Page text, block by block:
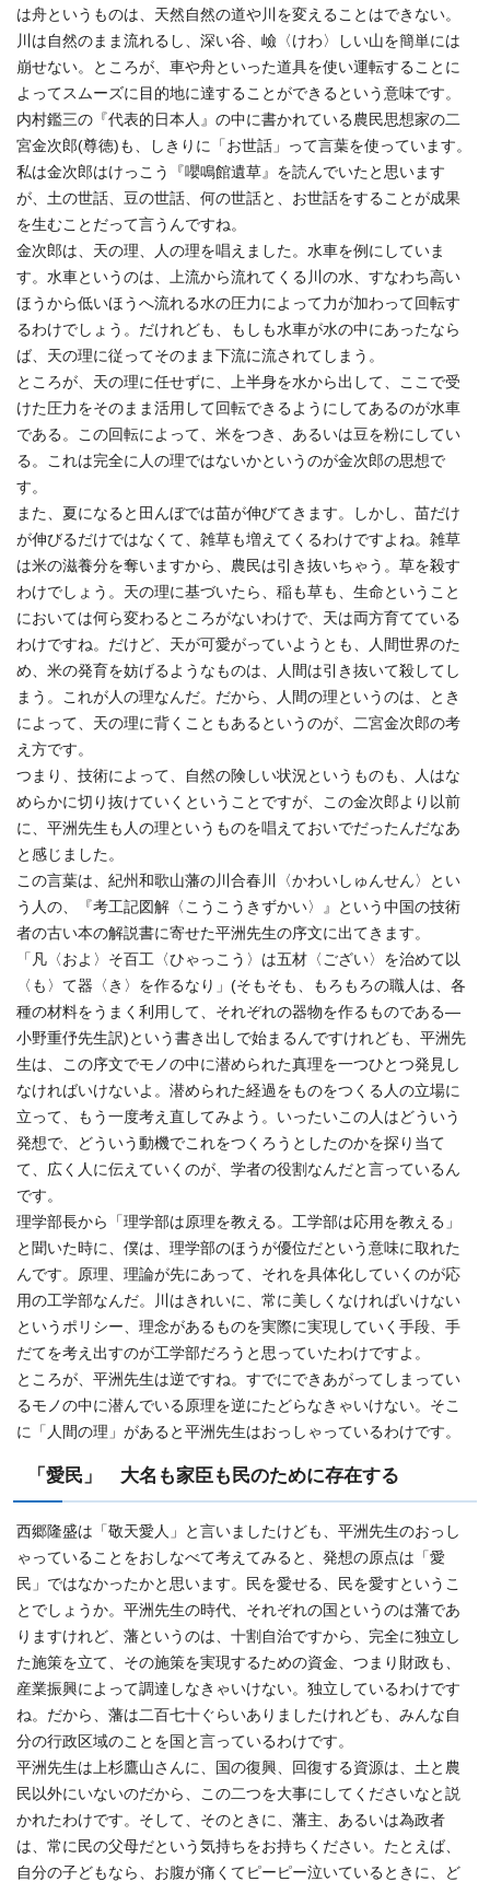
は舟というものは、天然自然の道や川を変えることはできない。
川は自然のまま流れるし、深い谷、嶮〈けわ〉しい山を簡単には
崩せない。ところが、車や舟といった道具を使い運転することに
よってスムーズに目的地に達することができるという意味です。
内村鑑三の『代表的日本人』の中に書かれている農民思想家の二
宮金次郎(尊徳)も、しきりに「お世話」って言葉を使っています。
私は金次郎はけっこう『嚶鳴館遺草』を読んでいたと思います
が、土の世話、豆の世話、何の世話と、お世話をすることが成果
を生むことだって言うんですね。
金次郎は、天の理、人の理を唱えました。水車を例にしていま
す。水車というのは、上流から流れてくる川の水、すなわち高い
ほうから低いほうへ流れる水の圧力によって力が加わって回転す
るわけでしょう。だけれども、もしも水車が水の中にあったなら
ば、天の理に従ってそのまま下流に流されてしまう。
ところが、天の理に任せずに、上半身を水から出して、ここで受
けた圧力をそのまま活用して回転できるようにしてあるのが水車
である。この回転によって、米をつき、あるいは豆を粉にしてい
る。これは完全に人の理ではないかというのが金次郎の思想で
す。
また、夏になると田んぼでは苗が伸びてきます。しかし、苗だけ
が伸びるだけではなくて、雑草も増えてくるわけですよね。雑草
は米の滋養分を奪いますから、農民は引き抜いちゃう。草を殺す
わけでしょう。天の理に基づいたら、稲も草も、生命ということ
においては何ら変わるところがないわけで、天は両方育てている
わけですね。だけど、天が可愛がっていようとも、人間世界のた
め、米の発育を妨げるようなものは、人間は引き抜いて殺してし
まう。これが人の理なんだ。だから、人間の理というのは、とき
によって、天の理に背くこともあるというのが、二宮金次郎の考
え方です。
つまり、技術によって、自然の険しい状況というものも、人はな
めらかに切り抜けていくということですが、この金次郎より以前
に、平洲先生も人の理というものを唱えておいでだったんだなあ
と感じました。
この言葉は、紀州和歌山藩の川合春川〈かわいしゅんせん〉とい
う人の、『考工記図解〈こうこうきずかい〉』という中国の技術
者の古い本の解説書に寄せた平洲先生の序文に出てきます。
「凡〈およ〉そ百工〈ひゃっこう〉は五材〈ござい〉を治めて以
〈も〉て器〈き〉を作るなり」(そもそも、もろもろの職人は、各
種の材料をうまく利用して、それぞれの器物を作るものである―
小野重伃先生訳)という書き出しで始まるんですけれども、平洲先
生は、この序文でモノの中に潜められた真理を一つひとつ発見し
なければいけないよ。潜められた経過をものをつくる人の立場に
立って、もう一度考え直してみよう。いったいこの人はどういう
発想で、どういう動機でこれをつくろうとしたのかを探り当て
て、広く人に伝えていくのが、学者の役割なんだと言っているん
です。
理学部長から「理学部は原理を教える。工学部は応用を教える」
と聞いた時に、僕は、理学部のほうが優位だという意味に取れた
んです。原理、理論が先にあって、それを具体化していくのが応
用の工学部なんだ。川はきれいに、常に美しくなければいけない
というポリシー、理念があるものを実際に実現していく手段、手
だてを考え出すのが工学部だろうと思っていたわけですよ。
ところが、平洲先生は逆ですね。すでにできあがってしまってい
るモノの中に潜んでいる原理を逆にたどらなきゃいけない。そこ
に「人間の理」があると平洲先生はおっしゃっているわけです。
「愛民」 大名も家臣も民のために存在する
西郷隆盛は「敬天愛人」と言いましたけども、平洲先生のおっし
ゃっていることをおしなべて考えてみると、発想の原点は「愛
民」ではなかったかと思います。民を愛せる、民を愛すというこ
とでしょうか。平洲先生の時代、それぞれの国というのは藩であ
りますけれど、藩というのは、十割自治ですから、完全に独立し
た施策を立て、その施策を実現するための資金、つまり財政も、
産業振興によって調達しなきゃいけない。独立しているわけです
ね。だから、藩は二百七十ぐらいありましたけれども、みんな自
分の行政区域のことを国と言っているわけです。
平洲先生は上杉鷹山さんに、国の復興、回復する資源は、土と農
民以外にいないのだから、この二つを大事にしてくださいなと説
かれたわけです。そして、そのときに、藩主、あるいは為政者
は、常に民の父母だという気持ちをお持ちください。たとえば、
自分の子どもなら、お腹が痛くてピーピー泣いているときに、ど